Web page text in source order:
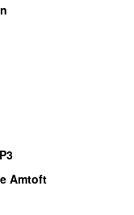
Amtoft